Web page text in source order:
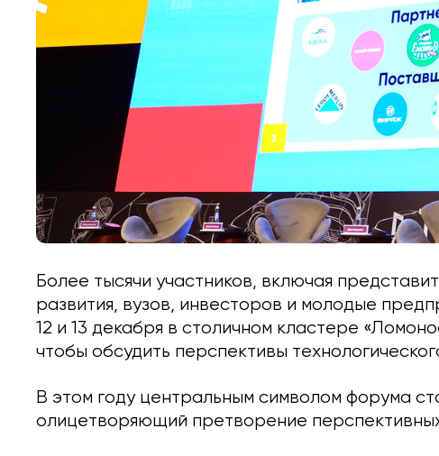
Более тысячи участников, включая
развития, вузов, инвесторов и молодые
12 и 13 декабря в столичном кластере
чтобы обсудить перспективы
В этом году центральным символом форума
олицетворяющий претворение